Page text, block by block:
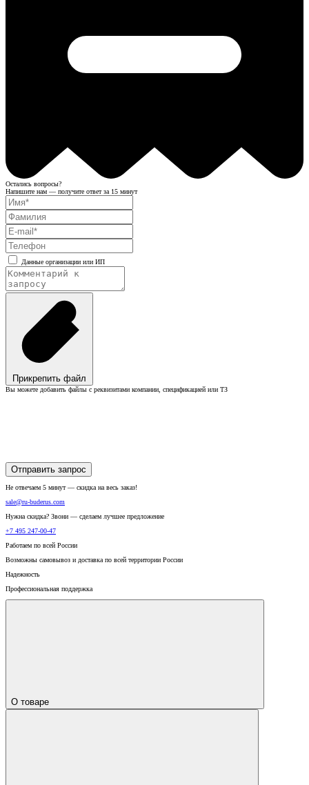
Остались вопросы?
Напишите нам — получите ответ за 15 минут
Данные организации или ИП
Прикрепить файл
Вы можете добавить файлы с реквизитами компании, спецификацией или ТЗ
Отправить запрос
Не отвечаем 5 минут — скидка на весь заказ!
sale@ru-buderus.com
Нужна скидка? Звони — сделаем лучшее предложение
+7 495 247-00-47
Работаем по всей России
Возможны самовывоз и доставка по всей территории России
Надежность
Профессиональная поддержка
О товаре